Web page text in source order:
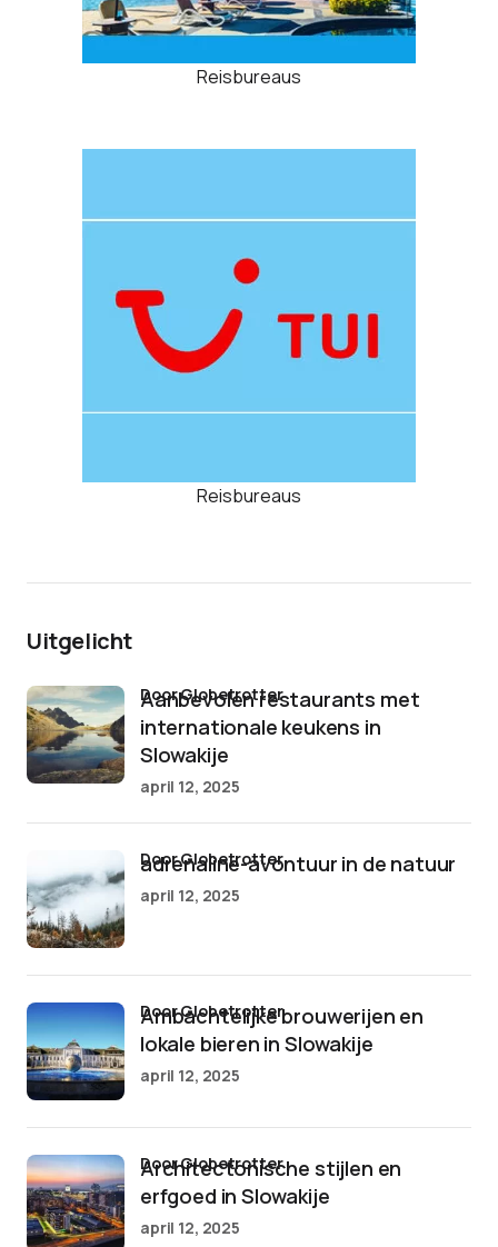
Reisbureaus
Reisbureaus
Uitgelicht
Aanbevolen restaurants met
internationale keukens in
Slowakije
door Globetrotter
april 12, 2025
adrenaline-avontuur in de natuur
door Globetrotter
april 12, 2025
Ambachtelijke brouwerijen en
lokale bieren in Slowakije
door Globetrotter
april 12, 2025
Architectonische stijlen en
erfgoed in Slowakije
door Globetrotter
april 12, 2025